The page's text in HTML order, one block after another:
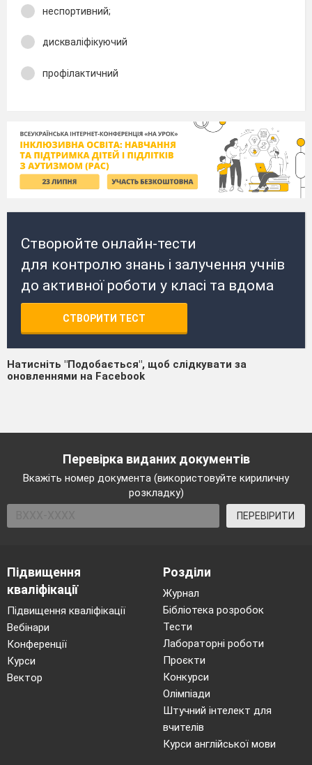
неспортивний;
дискваліфікуючий
профілактичний
Створюйте онлайн-тести
для контролю знань і залучення учнів
до активної роботи у класі та вдома
СТВОРИТИ ТЕСТ
Натисніть "Подобається", щоб слідкувати за
оновленнями на Facebook
Перевірка виданих документів
Вкажіть номер документа (використовуйте кириличну
розкладку)
ПЕРЕВІРИТИ
Підвищення
кваліфікації
Підвищення кваліфікації
Вебінари
Конференції
Курси
Вектор
Розділи
Журнал
Бібліотека розробок
Тести
Лабораторні роботи
Проєкти
Конкурси
Олімпіади
Штучний інтелект для
вчителів
Курси англійської мови